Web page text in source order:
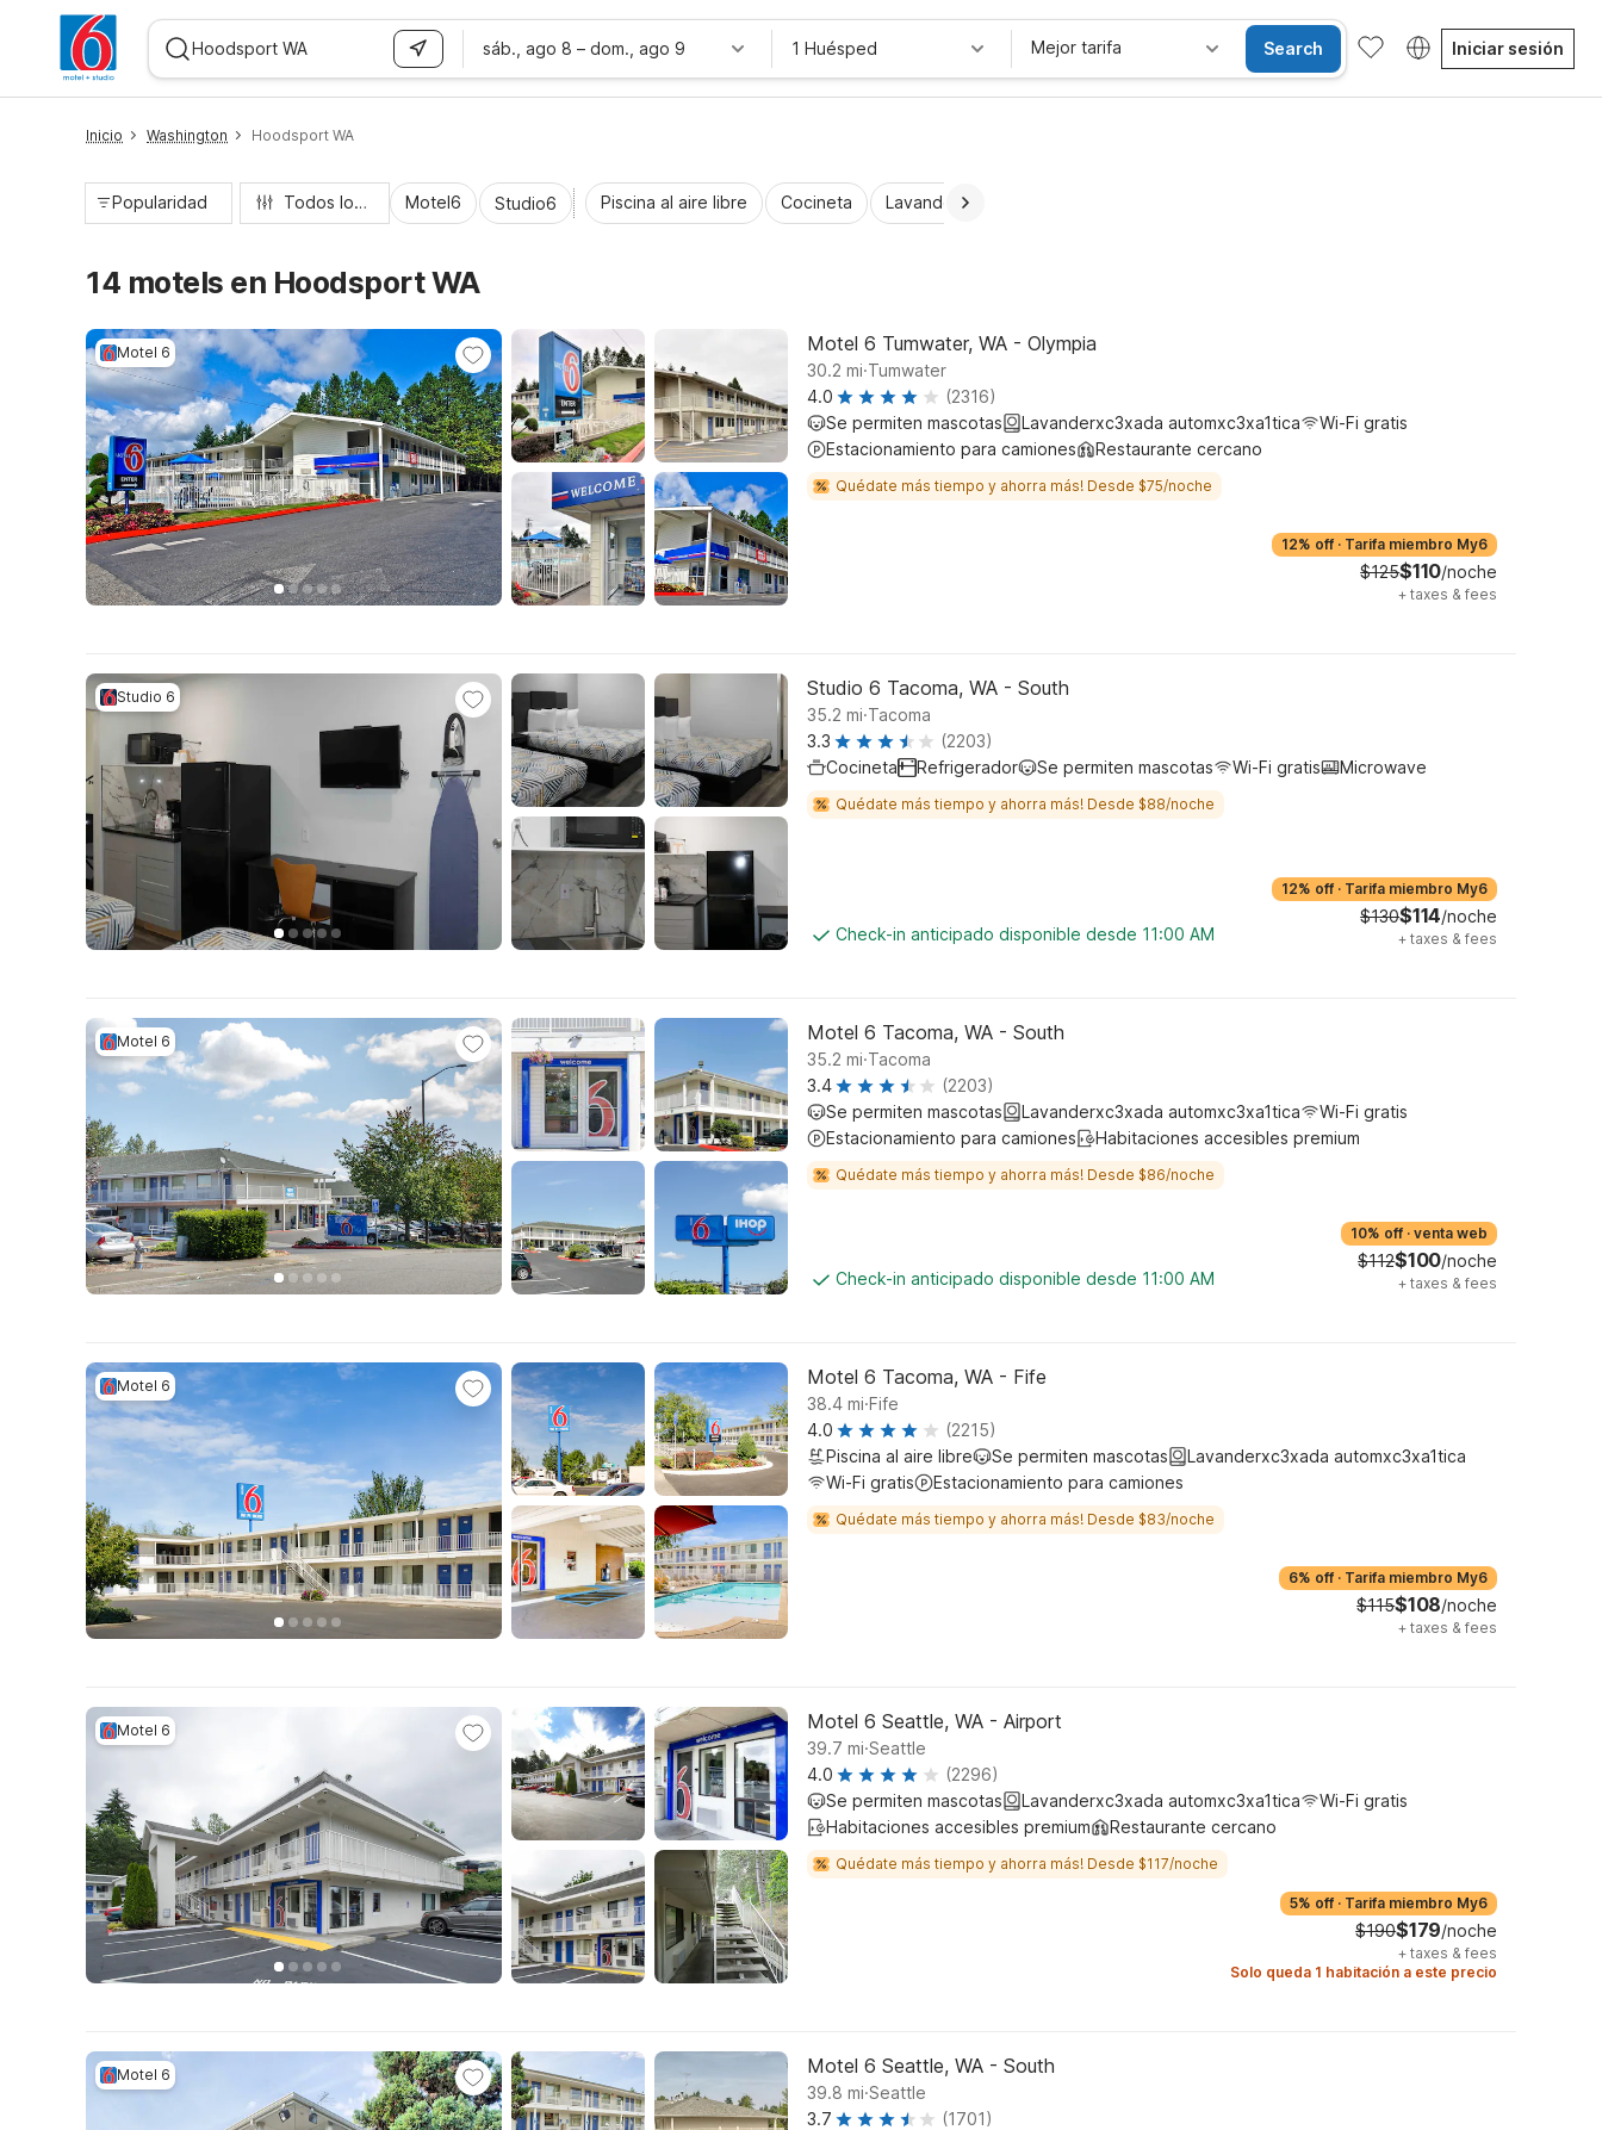
sáb., ago 8 – dom., ago 9 1 Huésped Mejor tarifa Search Iniciar sesión
Inicio Washington Hoodsport WA
Popularidad Todos los filtros Motel6 Studio6 Piscina al aire libre Cocineta Lavandería automática
14 motels en Hoodsport WA
Motel 6 Motel 6 Tumwater, WA - Olympia
30.2 mi.Tumwater
4.0
(2316)
Se permiten mascotas
Lavanderxc3xada automxc3xa1tica
Wi-Fi gratis
Estacionamiento para camiones
Restaurante cercano
Quédate más tiempo y ahorra más! Desde $75/noche
12% off · Tarifa miembro My6
$125$110/noche
+ taxes & fees
Studio 6 Studio 6 Tacoma, WA - South
35.2 mi.Tacoma
3.3
(2203)
Cocineta
Refrigerador Se permiten mascotas Wi-Fi gratis Microwave
Quédate más tiempo y ahorra más! Desde $88/noche
Check-in anticipado disponible desde 11:00 AM
12% off · Tarifa miembro My6
$130$114/noche
+ taxes & fees
Motel 6 Motel 6 Tacoma, WA - South
35.2 mi.Tacoma
3.4
(2203)
Se permiten mascotas
Lavanderxc3xada automxc3xa1tica
Wi-Fi gratis
Estacionamiento para camiones
Habitaciones accesibles premium
Quédate más tiempo y ahorra más! Desde $86/noche
Check-in anticipado disponible desde 11:00 AM
10% off · venta web
$112$100/noche
+ taxes & fees
Motel 6 Motel 6 Tacoma, WA - Fife
38.4 mi.Fife
4.0
(2215)
Piscina al aire libre
Se permiten mascotas
Lavanderxc3xada automxc3xa1tica
Wi-Fi gratis
Estacionamiento para camiones
Quédate más tiempo y ahorra más! Desde $83/noche
6% off · Tarifa miembro My6
$115$108/noche
+ taxes & fees
Motel 6 Motel 6 Seattle, WA - Airport
39.7 mi.Seattle
4.0
(2296)
Se permiten mascotas
Lavanderxc3xada automxc3xa1tica
Wi-Fi gratis
Habitaciones accesibles premium
Restaurante cercano
Quédate más tiempo y ahorra más! Desde $117/noche
5% off · Tarifa miembro My6
$190$179/noche
+ taxes & fees
Solo queda 1 habitación a este precio
Motel 6 Motel 6 Seattle, WA - South
39.8 mi.Seattle
3.7
(1701)